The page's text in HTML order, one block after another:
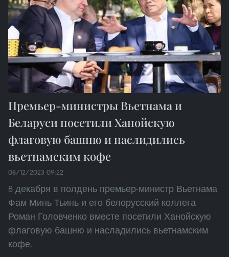
Премьер-министры Вьетнама и
Беларуси посетили Ханойскую
флаговую башню и наслидились
вьетнамским кофе
08/12/2023 09:22
8 декабря в полдень премьер-министр Вьетнама
Фам Минь Тьинь и его белорусский коллега
Роман Головченко вместе посетили Ханойскую
флаговую башню и насладились вьетнамским
кофе.